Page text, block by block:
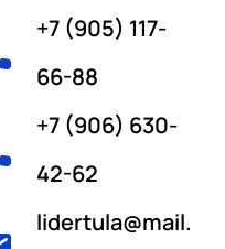
+7 (905) 117-
66-88
+7 (906) 630-
42-62
lidertula@mail.